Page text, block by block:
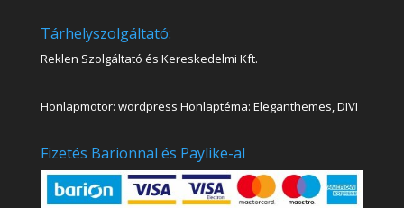
Tárhelyszolgáltató:
Reklen Szolgáltató és Kereskedelmi Kft.
Honlapmotor: wordpress Honlaptéma: Eleganthemes, DIVI
Fizetés Barionnal és Paylike-al